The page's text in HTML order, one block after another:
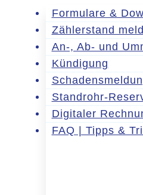
Formulare &
Zählerstand
An-, Ab- und
Kündigung
Standrohr-
Digitaler
FAQ | Tipps &